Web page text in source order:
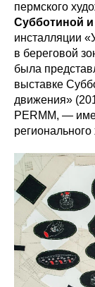
пермского
Субботиной
инсталляции
в береговой
была
выставке
движения»
PERMM, —
регионального